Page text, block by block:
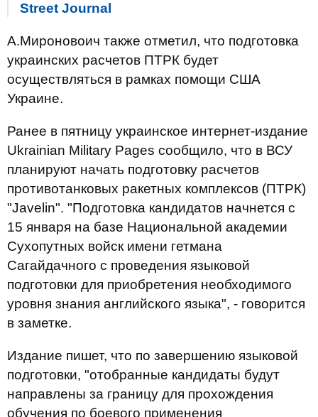
Street Journal
А.Мироновоич также отметил, что подготовка
украинских расчетов ПТРК будет
осуществляться в рамках помощи США
Украине.
Ранее в пятницу украинское интернет-издание
Ukrainian Military Pages сообщило, что в ВСУ
планируют начать подготовку расчетов
противотанковых ракетных комплексов (ПТРК)
"Javelin". "Подготовка кандидатов начнется с
15 января на базе Национальной академии
Сухопутных войск имени гетмана
Сагайдачного с проведения языковой
подготовки для приобретения необходимого
уровня знания английского языка", - говорится
в заметке.
Издание пишет, что по завершению языковой
подготовки, "отобранные кандидаты будут
направлены за границу для прохождения
обучения по боевого применения